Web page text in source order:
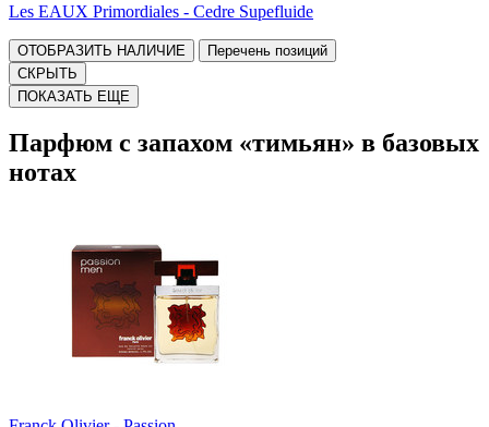
Les EAUX Primordiales - Cedre Supefluide
ОТОБРАЗИТЬ НАЛИЧИЕ
Перечень позиций
СКРЫТЬ
ПОКАЗАТЬ ЕЩЕ
Парфюм с запахом «тимьян» в базовых
нотах